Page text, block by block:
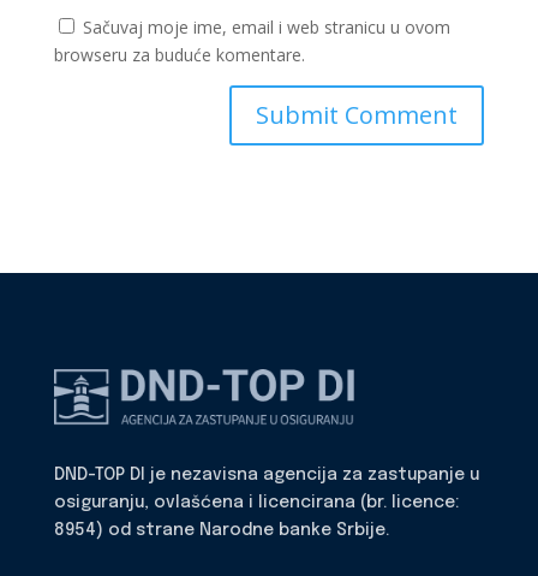
Sačuvaj moje ime, email i web stranicu u ovom
browseru za buduće komentare.
DND-TOP DI je nezavisna agencija za zastupanje u
osiguranju, ovlašćena i licencirana (br. licence:
8954) od strane Narodne banke Srbije.